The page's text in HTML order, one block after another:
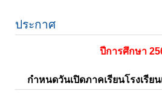
ประกาศ
ปีการศึกษา
กำหนดวันเปิดภาคเรียนโรงเรี